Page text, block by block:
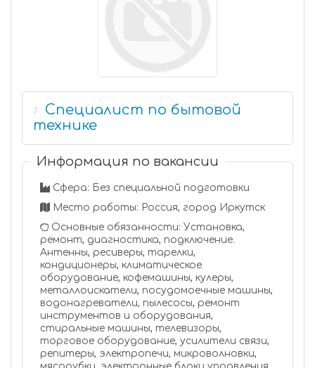
7
Специалист по бытовой
технике
Информация по вакансии
Сфера: Без специальной подготовки
Место работы: Россия, город Иркутск
Основные обязанности: Установка,
ремонт, диагностика, подключение.
Антенны, ресиверы, тарелки,
кондиционеры, климатическое
оборудование, кофемашины, кулеры,
металлоискатели, посудомоечные машины,
водонагреватели, пылесосы, ремонт
инструментов и оборудования,
стиральные машины, телевизоры,
торговое оборудование, усилители связи,
репитеры, электропечи, микроволновки,